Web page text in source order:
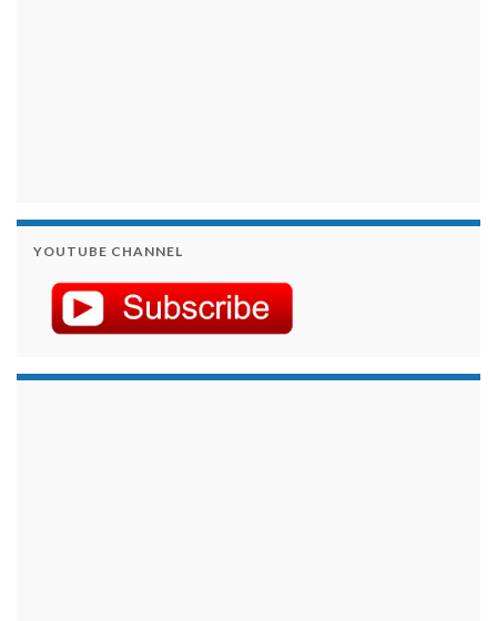
YOUTUBE CHANNEL